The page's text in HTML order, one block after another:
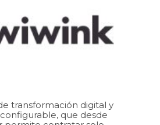
transformación digital y
que desde